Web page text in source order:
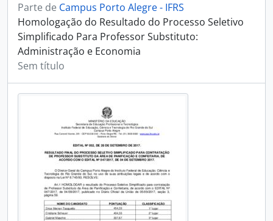
Parte de Campus Porto Alegre - IFRS
Homologação do Resultado do Processo Seletivo
Simplificado Para Professor Substituto:
Administração e Economia
Sem título